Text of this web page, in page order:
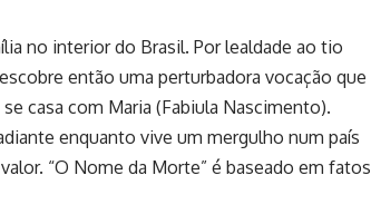
no interior do Brasil. Por lealdade ao tio
então uma perturbadora vocação que
casa com Maria (Fabiula Nascimento).
enquanto vive um mergulho num país
“O Nome da Morte” é baseado em fatos